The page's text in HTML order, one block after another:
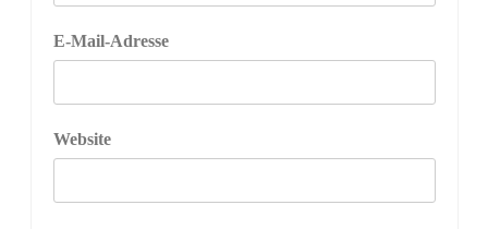
E-Mail-Adresse
Website